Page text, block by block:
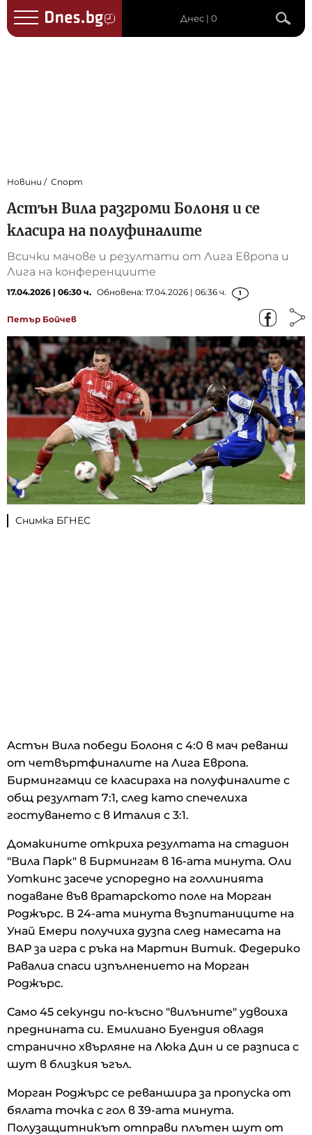
Днес | 0
Новини Спорт
Астън Вила разгроми Болоня и се
класира на полуфиналите
Всички мачове и резултати от Лига Европа и
Лига на конференциите
17.04.2026 | 06:30 ч. Обновена: 17.04.2026 | 06:36 ч. 1
Петър Бойчев
Снимка БГНЕС
Астън Вила победи Болоня с 4:0 в мач реванш
от четвъртфиналите на Лига Европа.
Бирмингамци се класираха на полуфиналите с
общ резултат 7:1, след като спечелиха
гостуването с в Италия с 3:1.
Домакините откриха резултата на стадион
"Вила Парк" в Бирмингам в 16-ата минута. Оли
Уоткинс засече успоредно на голлинията
подаване във вратарското поле на Морган
Роджърс. В 24-ата минута възпитаниците на
Унай Емери получиха дузпа след намесата на
ВАР за игра с ръка на Мартин Витик. Федерико
Равалиа спаси изпълнението на Морган
Роджърс.
Само 45 секунди по-късно "вилъните" удвоиха
преднината си. Емилиано Буендия овладя
странично хвърляне на Люка Дин и се разписа с
шут в близкия ъгъл.
Морган Роджърс се реваншира за пропуска от
бялата точка с гол в 39-ата минута.
Полузащитникът отправи плътен шут от